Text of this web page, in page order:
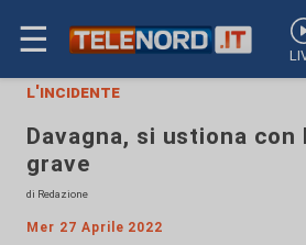
☰
l'incidente
Davagna, si ustiona con
grave
di Redazione
Mer 27 Aprile 2022